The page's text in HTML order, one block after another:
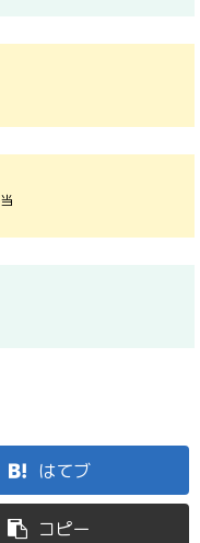
はてブ
コピー